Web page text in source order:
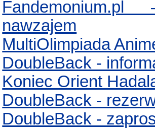
nawzajem
MultiOlimpiada
DoubleBack -
Koniec Orient
DoubleBack -
DoubleBack -